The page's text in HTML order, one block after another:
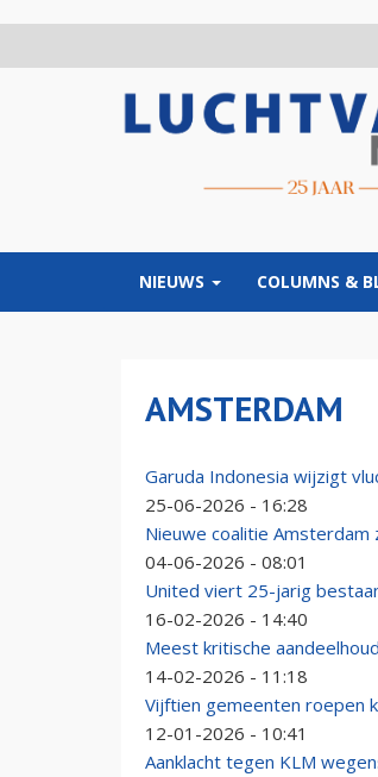
NIEUWS COLUMNS &
AMSTERDAM
Garuda Indonesia wijzigt
25-06-2026 - 16:28
Nieuwe coalitie Amsterdam
04-06-2026 - 08:01
United viert 25-jarig
16-02-2026 - 14:40
Meest kritische
14-02-2026 - 11:18
Vijftien gemeenten roepen
12-01-2026 - 10:41
Aanklacht tegen KLM